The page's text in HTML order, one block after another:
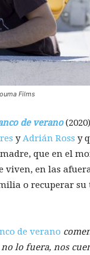
Films
de verano
yAdrián Ross y
que en el
en las
o recuperar su
de verano
lo fuera, nos